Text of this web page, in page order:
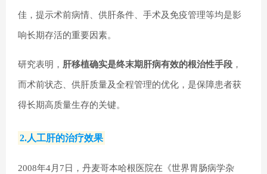
佳，提示术前病情、供肝条件、手术及免疫管理等均是影
响长期存活的重要因素。
研究表明， 肝移植确实是终末期肝病有效的根治性手段 ，
而术前状态、供肝质量及全程管理的优化，是保障患者获
得长期高质量生存的关键。
2.人工肝的治疗效果
2008年4月7日，丹麦哥本哈根医院在《世界胃肠病学杂